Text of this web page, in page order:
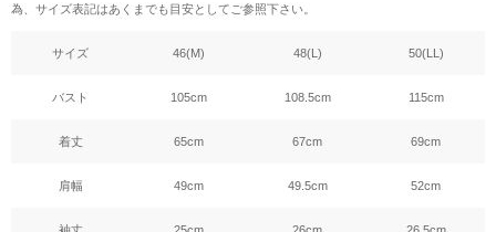
為、サイズ表記はあくまでも目安としてご参照下さい。
サイズ 46(M) 48(L) 50(LL)
バスト 105cm 108.5cm 115cm
着丈 65cm 67cm 69cm
肩幅 49cm 49.5cm 52cm